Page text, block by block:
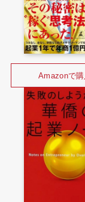
Amazonで購